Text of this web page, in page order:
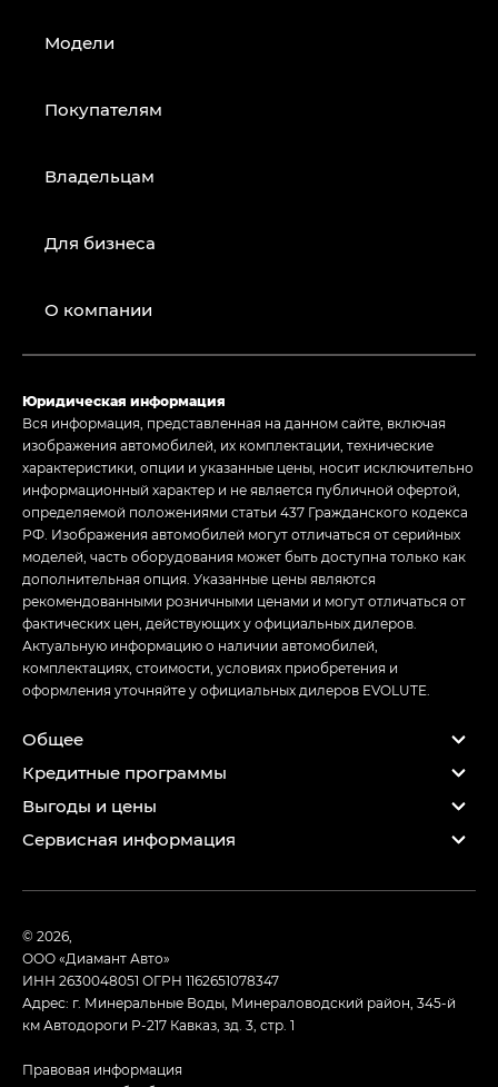
Модели
Покупателям
Владельцам
Для бизнеса
О компании
Юридическая информация
Вся информация, представленная на данном сайте, включая
изображения автомобилей, их комплектации, технические
характеристики, опции и указанные цены, носит исключительно
информационный характер и не является публичной офертой,
определяемой положениями статьи 437 Гражданского кодекса
РФ. Изображения автомобилей могут отличаться от серийных
моделей, часть оборудования может быть доступна только как
дополнительная опция. Указанные цены являются
рекомендованными розничными ценами и могут отличаться от
фактических цен, действующих у официальных дилеров.
Актуальную информацию о наличии автомобилей,
комплектациях, стоимости, условиях приобретения и
оформления уточняйте у официальных дилеров EVOLUTE.
Общее
Кредитные программы
Выгоды и цены
Сервисная информация
© 2026,
ООО «Диамант Авто»
ИНН 2630048051 ОГРН 1162651078347
Адрес: г. Минеральные Воды, Минераловодский район, 345-й
км Автодороги Р-217 Кавказ, зд. 3, стр. 1
Правовая информация